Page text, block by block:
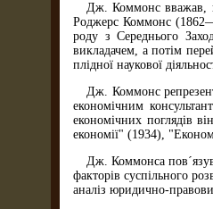
Дж. Коммонс вважав,
Роджерс Коммонс
роду з Середнього
викладачем, а потім
плідної наукової
Дж. Коммонс
економічним
економічних поглядів
економії" (1934),
Дж. Коммонса
факторів суспільного
аналіз юридично-